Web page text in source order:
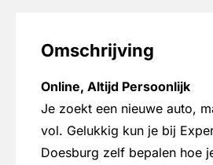
LED achterlichten
LED dagrijverlichting
Lederen bekleding
lederen stuurwiel
Omschrijving
Online, Altijd Persoonlijk
Je zoekt een nieuwe auto,
vol. Gelukkig kun je bij
Doesburg zelf bepalen hoe